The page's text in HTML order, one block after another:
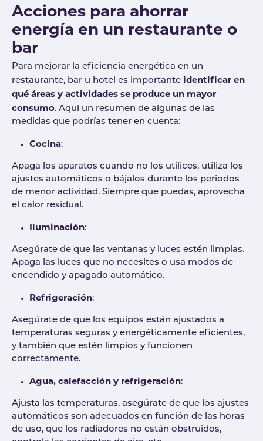
Acciones para ahorrar
energía en un restaurante o
bar
Para mejorar la eficiencia energética en un
restaurante, bar u hotel es importante identificar en
qué áreas y actividades se produce un mayor
consumo. Aquí un resumen de algunas de las
medidas que podrías tener en cuenta:
Cocina:
Apaga los aparatos cuando no los utilices, utiliza los
ajustes automáticos o bájalos durante los periodos
de menor actividad. Siempre que puedas, aprovecha
el calor residual.
Iluminación:
Asegúrate de que las ventanas y luces estén limpias.
Apaga las luces que no necesites o usa modos de
encendido y apagado automático.
Refrigeración:
Asegúrate de que los equipos están ajustados a
temperaturas seguras y energéticamente eficientes,
y también que estén limpios y funcionen
correctamente.
Agua, calefacción y refrigeración:
Ajusta las temperaturas, asegúrate de que los ajustes
automáticos son adecuados en función de las horas
de uso, que los radiadores no están obstruidos,